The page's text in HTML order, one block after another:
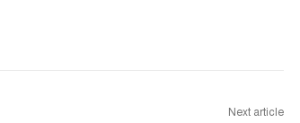
Next article